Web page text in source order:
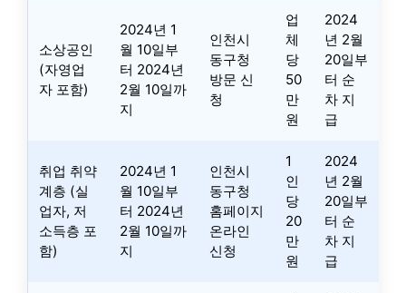
소상공인
(자영업
자 포함)
2024년 1
월 10일부
터 2024년
2월 10일까
지
인천시
동구청
방문 신
청
업
체
당
50
만
원
2024
년 2월
20일부
터 순
차 지
급
취업 취약
계층 (실
업자, 저
소득층 포
함)
2024년 1
월 10일부
터 2024년
2월 10일까
지
인천시
동구청
홈페이지
온라인
신청
1
인
당
20
만
원
2024
년 2월
20일부
터 순
차 지
급